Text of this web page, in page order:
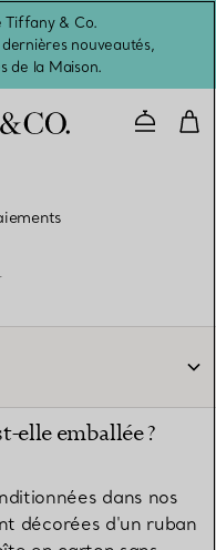
Tiffany & Co.
nouveautés,
de la Maison.
elle emballée ?
dans nos
décorées d'un ruban